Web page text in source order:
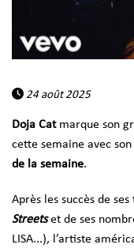
24 août 2025
Doja Cat marque son
cette semaine avec son
de la semaine.
Après les succès de
Streetset de ses
LISA...), l’artiste